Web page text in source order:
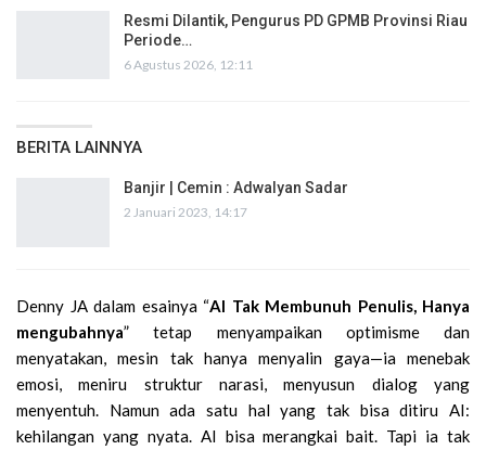
Resmi Dilantik, Pengurus PD GPMB Provinsi Riau
Periode…
6 Agustus 2026, 12:11
BERITA LAINNYA
Banjir | Cemin : Adwalyan Sadar
2 Januari 2023, 14:17
Denny JA dalam esainya “AI Tak Membunuh Penulis, Hanya
mengubahnya” tetap menyampaikan optimisme dan
menyatakan, mesin tak hanya menyalin gaya—ia menebak
emosi, meniru struktur narasi, menyusun dialog yang
menyentuh. Namun ada satu hal yang tak bisa ditiru AI:
kehilangan yang nyata. AI bisa merangkai bait. Tapi ia tak